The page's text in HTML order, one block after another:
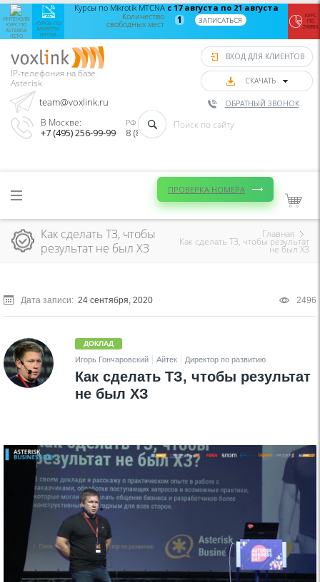
ИНТЕНСИВ-
КУРС ПО
ASTERISK
ЛЕТО
Интенсив-
курс по
Asterisk
лето
с 24
августа
по 28
августа
Количество
свободных
8
ЗАПИСАТЬСЯ
КУРСЫ ПО
MIKROTIK
MTCNA
Курсы по Mikrotik MTCNA с 17 августа по 21 августа
Количество
свободных мест 1 ЗАПИСАТЬСЯ
КУРС
ПО
ZABBIX
IP-телефония на базе
Asterisk
ВХОД ДЛЯ КЛИЕНТОВ
СКАЧАТЬ
ОБРАТНЫЙ ЗВОНОК
В Москве:
+7 (495) 256-99-99
РФ (Звонок бесплатный):
8 (800) 333-75-33
team@voxlink.ru
Как сделать ТЗ, чтобы
результат не был ХЗ
Главная
Как сделать ТЗ, чтобы результат
не был ХЗ
Дата записи: 24 сентября, 2020 2496
ДОКЛАД
Игорь Гончаровский Айтек Директор по развитию
Как сделать ТЗ, чтобы результат
не был ХЗ
ПРОВЕРКА НОМЕРА